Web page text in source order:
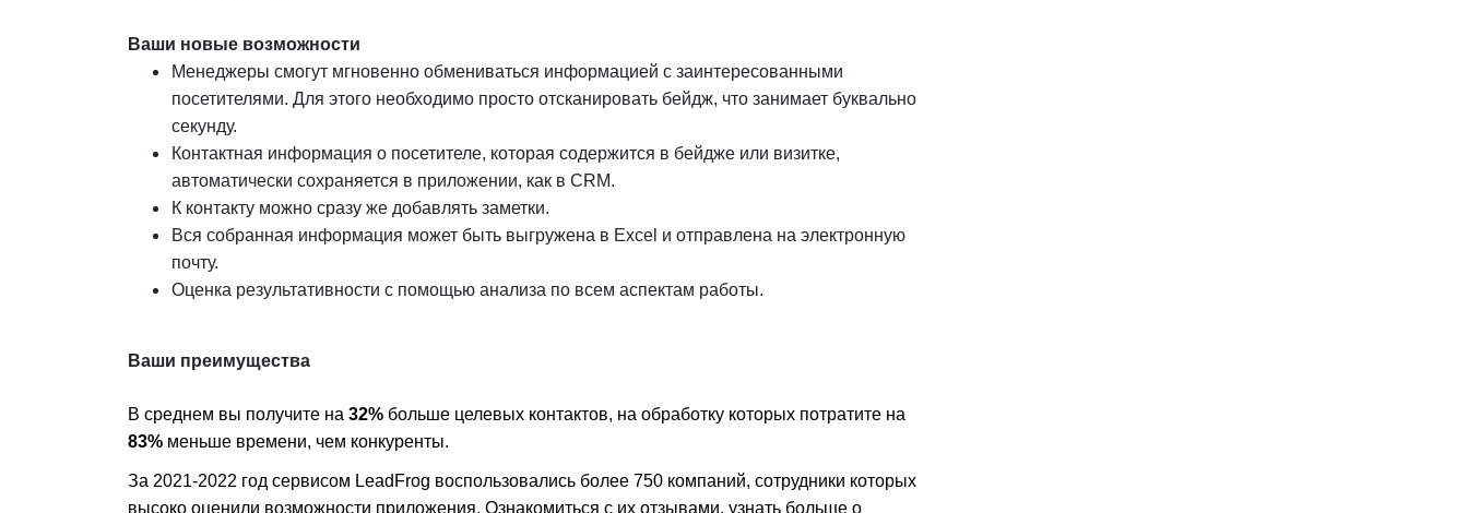
Ваши новые возможности
Менеджеры смогут мгновенно обмениваться информацией с заинтересованными
посетителями. Для этого необходимо просто отсканировать бейдж, что занимает буквально
секунду.
Контактная информация о посетителе, которая содержится в бейдже или визитке,
автоматически сохраняется в приложении, как в CRM.
К контакту можно сразу же добавлять заметки.
Вся собранная информация может быть выгружена в Excel и отправлена на электронную
почту.
Оценка результативности с помощью анализа по всем аспектам работы.
Ваши преимущества
В среднем вы получите на 32%
83% меньше времени, чем конкуренты.
За 2021-2022 год сервисом LeadFrog воспользовались более 750 компаний, сотрудники которых
высоко оценили возможности приложения. Ознакомиться с их отзывами, узнать больше о